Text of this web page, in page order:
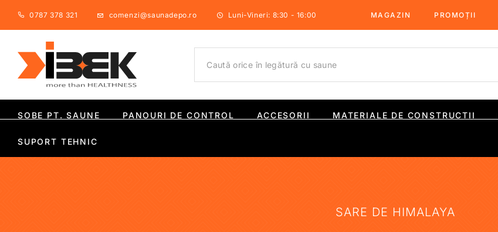
0787 378 321 comenzi@saunadepo.ro Luni-Vineri: 8:30 - 16:00 MAGAZIN PROMOȚII
SOBE PT. SAUNE PANOURI DE CONTROL ACCESORII MATERIALE DE CONSTRUCTII
SUPORT TEHNIC
SARE DE HIMALAYA